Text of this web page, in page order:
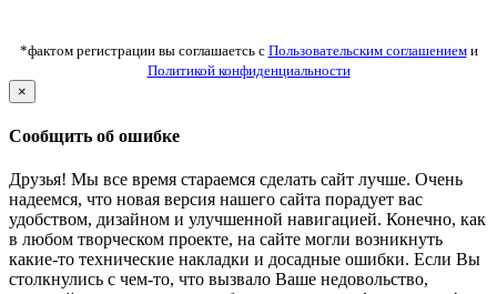
*фактом регистрации вы соглашаетсь с Пользовательским соглашениеми
Политикой конфиденциальности
×
Сообщить об ошибке
Друзья! Мы все время стараемся сделать сайт лучше. Очень
надеемся, что новая версия нашего сайта порадует вас
удобством, дизайном и улучшенной навигацией. Конечно, как
в любом творческом проекте, на сайте могли возникнуть
какие-то технические накладки и досадные ошибки. Если Вы
столкнулись с чем-то, что вызвало Ваше недовольство,